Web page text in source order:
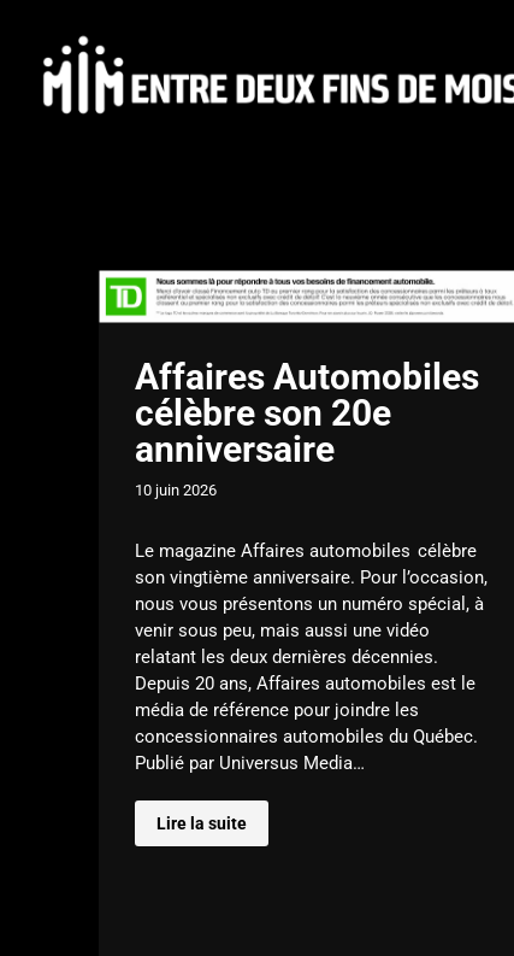
Affaires Automobiles
célèbre son 20e
anniversaire
10 juin 2026
Le magazine Affaires automobiles célèbre
son vingtième anniversaire. Pour l’occasion,
nous vous présentons un numéro spécial, à
venir sous peu, mais aussi une vidéo
relatant les deux dernières décennies.
Depuis 20 ans, Affaires automobiles est le
média de référence pour joindre les
concessionnaires automobiles du Québec.
Publié par Universus Media…
Lire la suite